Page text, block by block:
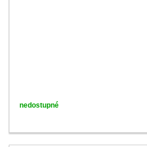
nedostupné